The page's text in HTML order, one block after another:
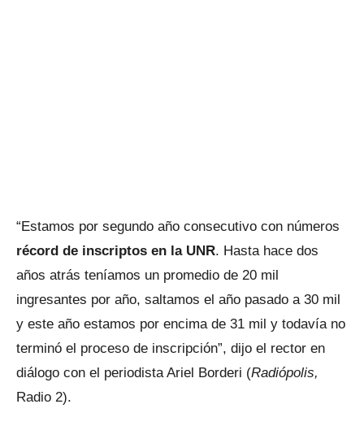
“Estamos por segundo año consecutivo con números
récord de inscriptos en la UNR. Hasta hace dos
años atrás teníamos un promedio de 20 mil
ingresantes por año, saltamos el año pasado a 30 mil
y este año estamos por encima de 31 mil y todavía no
terminó el proceso de inscripción”, dijo el rector en
diálogo con el periodista Ariel Borderi (Radiópolis,
Radio 2).